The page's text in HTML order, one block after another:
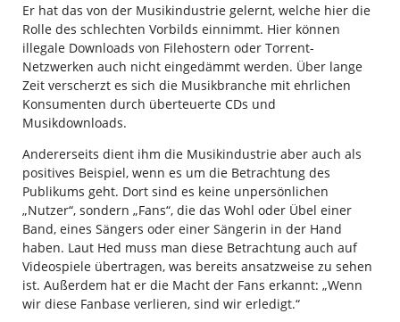
Er hat das von der Musikindustrie gelernt, welche hier die
Rolle des schlechten Vorbilds einnimmt. Hier können
illegale Downloads von Filehostern oder Torrent-
Netzwerken auch nicht eingedämmt werden. Über lange
Zeit verscherzt es sich die Musikbranche mit ehrlichen
Konsumenten durch überteuerte CDs und
Musikdownloads.
Andererseits dient ihm die Musikindustrie aber auch als
positives Beispiel, wenn es um die Betrachtung des
Publikums geht. Dort sind es keine unpersönlichen
„Nutzer“, sondern „Fans“, die das Wohl oder Übel einer
Band, eines Sängers oder einer Sängerin in der Hand
haben. Laut Hed muss man diese Betrachtung auch auf
Videospiele übertragen, was bereits ansatzweise zu sehen
ist. Außerdem hat er die Macht der Fans erkannt: „Wenn
wir diese Fanbase verlieren, sind wir erledigt.“